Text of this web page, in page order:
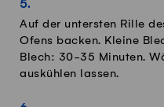
Auf der untersten Rille
Ofens backen. Kleine
Blech: 30-35 Minuten.
auskühlen lassen.